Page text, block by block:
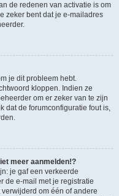
de redenen van activatie is om
zeker bent dat je e-mailadres
je dit probleem hebt.
kloppen. Indien ze
om er zeker van te zijn
dat de forumconfiguratie fout is,
meer aanmelden!?
je gaf een verkeerde
de e-mail met je registratie
om één of andere